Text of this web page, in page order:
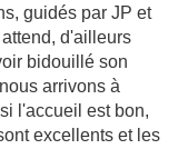
guidés par JP et
d'ailleurs
bidouillé son
arrivons à
l'accueil est bon,
excellents et les